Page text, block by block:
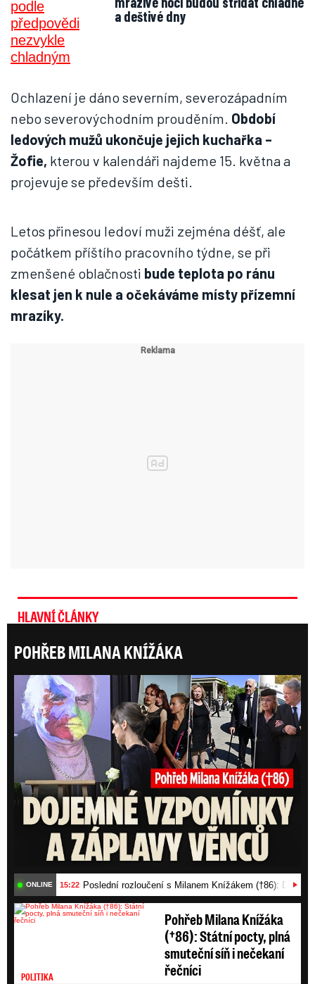
a deštivé dny
Ochlazení je dáno severním, severozápadním
nebo severovýchodním prouděním. Období
ledových mužů ukončuje jejich kuchařka –
Žofie, kterou v kalendáři najdeme 15. května a
projevuje se především dešti.
Letos přinesou ledoví muži zejména déšť, ale
počátkem příštího pracovního týdne, se při
zmenšené oblačnosti bude teplota po ránu
klesat jen k nule a očekáváme místy přízemní
mrazíky.
HLAVNÍ ČLÁNKY
POHŘEB MILANA KNÍŽÁKA
ONLINE 15:22 Poslední rozloučení s Milanem Knížákem (†86):
POLITIKA
Pohřeb Milana Knížáka
(†86): Státní pocty, plná
smuteční síň i nečekaní
řečníci